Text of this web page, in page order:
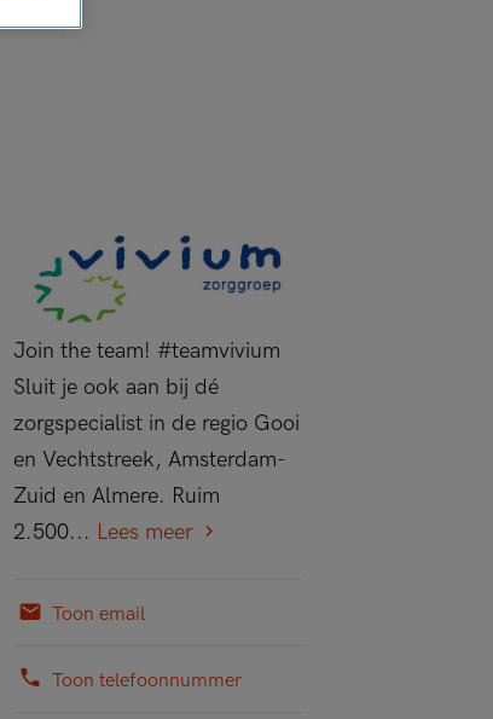
Join the team! #teamvivium
Sluit je ook aan bij dé
zorgspecialist in de regio Gooi
en Vechtstreek, Amsterdam-
Zuid en Almere. Ruim
2.500... Lees meer
Toon email
Toon telefoonnummer